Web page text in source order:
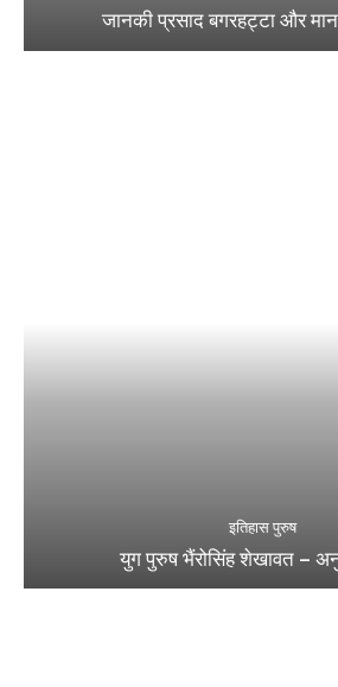
जानकी प्रसाद बगरहट्टा और
इतिहास पुरुष
युग पुरुष भैंरोसिंह शेखावत –